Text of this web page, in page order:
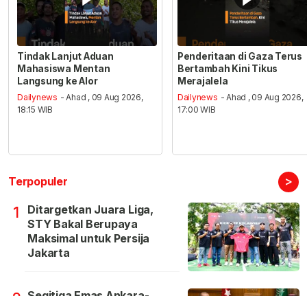
Tindak Lanjut Aduan
Mahasiswa Mentan
Langsung ke Alor
Dailynews - Ahad , 09 Aug 2026,
18:15 WIB
Penderitaan di Gaza Terus
Bertambah Kini Tikus
Merajalela
Dailynews - Ahad , 09 Aug 2026,
17:00 WIB
Terpopuler >
1
Ditargetkan Juara Liga,
STY Bakal Berupaya
Maksimal untuk Persija
Jakarta